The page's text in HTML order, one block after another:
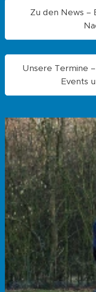
Zu den News –
Unsere Termine
Events